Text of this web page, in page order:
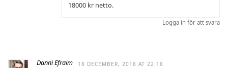
18000 kr netto.
Logga in för att svara
Danni Efraim 18 DECEMBER, 2018 AT 22:18